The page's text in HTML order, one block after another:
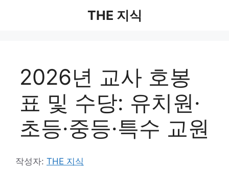
THE 지식
2026년 교사 호봉
표 및 수당: 유치원·
초등·중등·특수 교원
작성자: THE 지식